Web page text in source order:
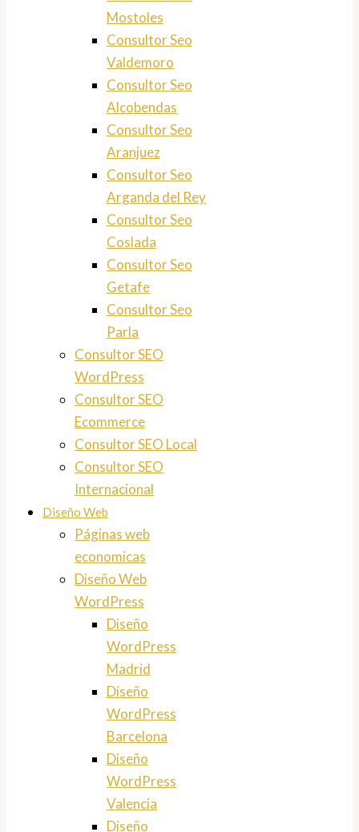
Mostoles
Consultor Seo
Valdemoro
Consultor Seo
Alcobendas
Consultor Seo
Aranjuez
Consultor Seo
Arganda del Rey
Consultor Seo
Coslada
Consultor Seo
Getafe
Consultor Seo
Parla
Consultor SEO
WordPress
Consultor SEO
Ecommerce
Consultor SEO Local
Consultor SEO
Internacional
Diseño Web
Páginas web
economicas
Diseño Web
WordPress
Diseño
WordPress
Madrid
Diseño
WordPress
Barcelona
Diseño
WordPress
Valencia
Diseño